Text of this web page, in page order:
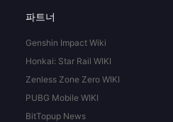
파트너
Genshin Impact Wiki
Honkai: Star Rail WIKI
Zenless Zone Zero WIKI
PUBG Mobile WIKI
BitTopup News